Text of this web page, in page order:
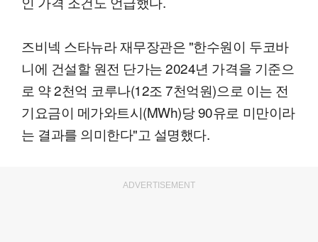
즈비넥 스타뉴라 재무장관은 "한수원이 두코바
니에 건설할 원전 단가는 2024년 가격을 기준으
로 약 2천억 코루나(12조 7천억원)으로 이는 전
기요금이 메가와트시(MWh)당 90유로 미만이라
는 결과를 의미한다"고 설명했다.
ADVERTISEMENT